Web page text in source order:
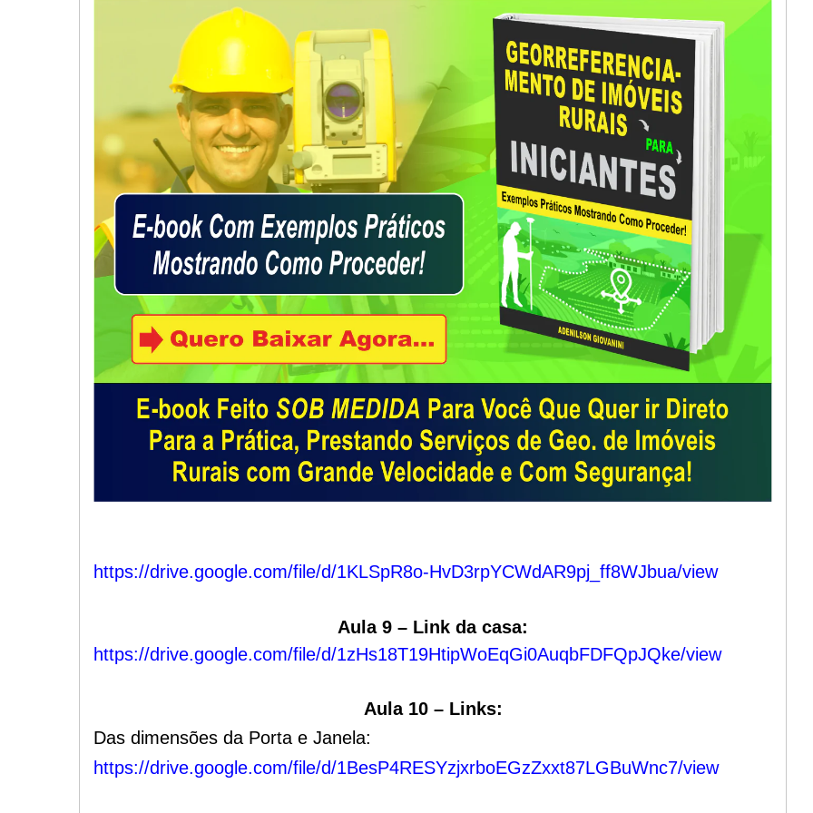
https://drive.google.com/file/d/1KLSpR8o-HvD3rpYCWdAR9pj_ff8WJbua/view
Aula 9 – Link da casa:
https://drive.google.com/file/d/1zHs18T19HtipWoEqGi0AuqbFDFQpJQke/view
Aula 10 – Links:
Das dimensões da Porta e Janela:
https://drive.google.com/file/d/1BesP4RESYzjxrboEGzZxxt87LGBuWnc7/view